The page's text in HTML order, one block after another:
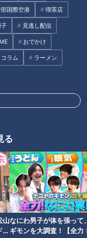
国際空港 喫茶店
見逃し配信
おでかけ
コラム ラーメン
る
山
ラ
なにわ男子が体を張って
ギモンを大調査！【全力
中村アナは、まだあま
、星が丘周辺へ出て聞
うお店。（Qもう行っ
カンな感じでおいしか
すでに何度も通う人い
は、びっくり！新感覚